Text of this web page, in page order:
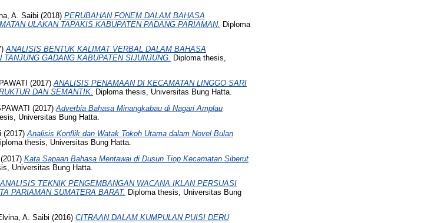
A. Saibi (2018) PERUBAHAN FONEM DALAM BAHASA
ULAKAN TAPAKIS KABUPATEN PADANG PARIAMAN. Diploma
ANALISIS BENTUK KALIMAT VERBAL DALAM BAHASA
GADANG KABUPATEN SIJUNJUNG. Diploma thesis,
(2017)ANALISIS PENAMAAN DI KECAMATAN LINGGO SARI
DAN SEMANTIK. Diploma thesis, Universitas Bung Hatta.
(2017) Adverbia Bahasa Minangkabau di Nagari Amplau
Universitas Bung Hatta.
(2017) Analisis Konflik dan Watak Tokoh Utama dalam Novel Bulan
thesis, Universitas Bung Hatta.
(2017) Kata Sapaan Bahasa Mentawai di Dusun Tiop Kecamatan Siberut
Universitas Bung Hatta.
ANALISIS TEKNIK PENGEMBANGAN WACANA IKLAN PERSUASI
PARIAMAN SUMATERA BARAT. Diploma thesis, Universitas Bung
A. Saibi (2016) CITRAAN DALAM KUMPULAN PUISI DERU